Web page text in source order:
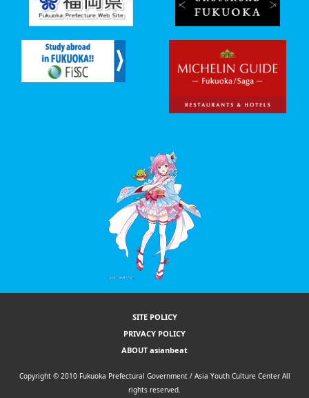
SITE POLICY
PRIVACY POLICY
ABOUT asianbeat
Copyright © 2010 Fukuoka Prefectural Government / Asia Youth Culture Center All
rights reserved.